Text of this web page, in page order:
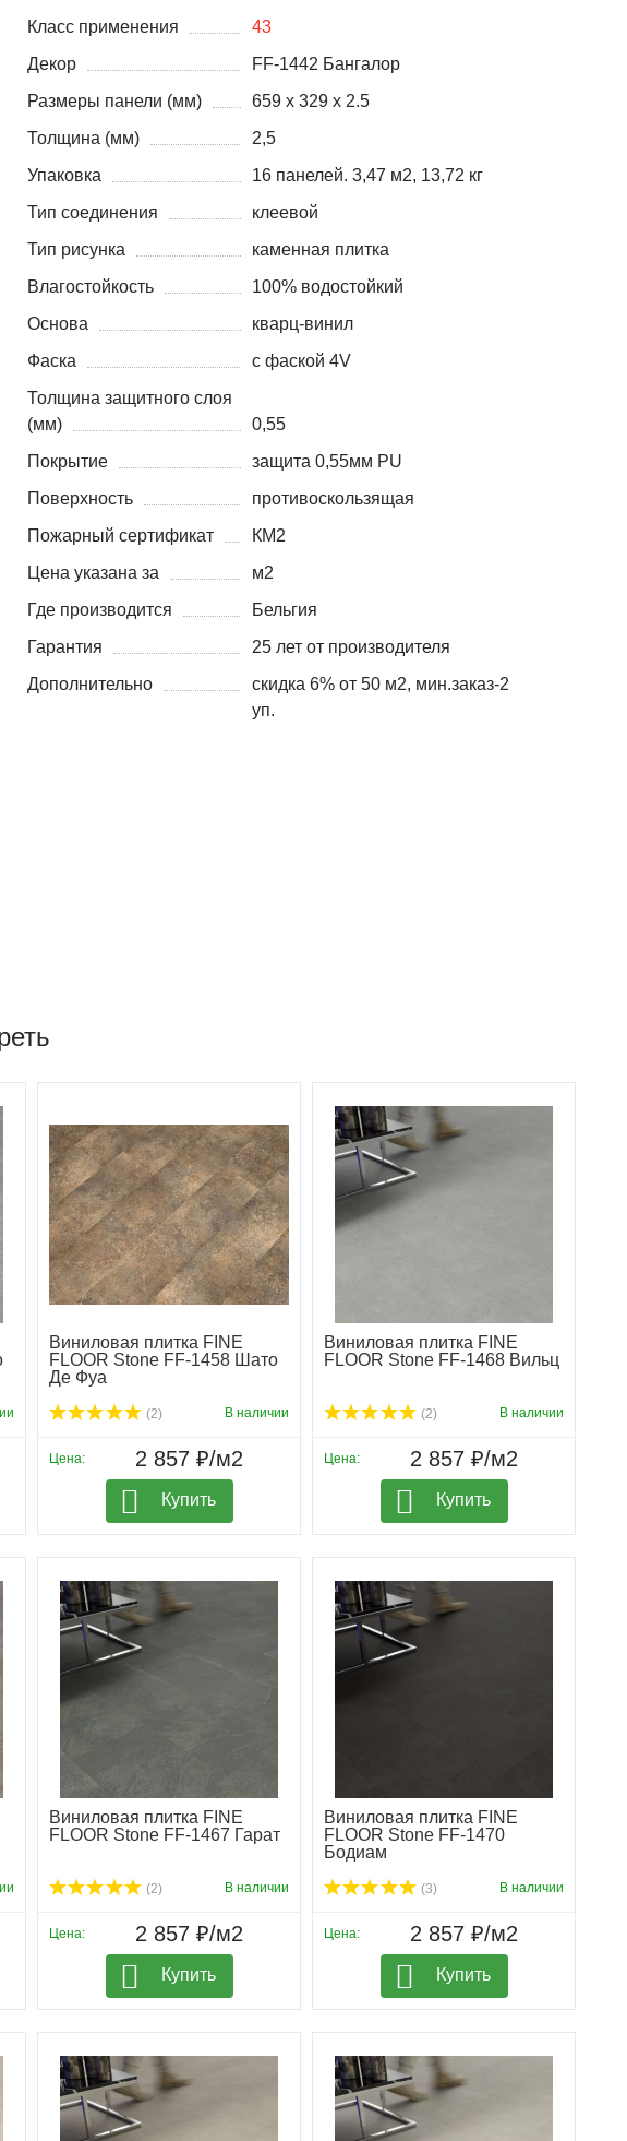
Класс применения
43
Декор
FF-1442 Бангалор
Размеры панели (мм)
659 x 329 x 2.5
Толщина (мм)
2,5
Упаковка
16 панелей. 3,47 м2, 13,72 кг
Тип соединения
клеевой
Тип рисунка
каменная плитка
Влагостойкость
100% водостойкий
Основа
кварц-винил
Фаска
с фаской 4V
Толщина защитного слоя
(мм)
0,55
Покрытие
защита 0,55мм PU
Поверхность
противоскользящая
Пожарный сертификат
КМ2
Цена указана за
м2
Где производится
Бельгия
Гарантия
25 лет от производителя
Дополнительно
скидка 6% от 50 м2, мин.заказ-2
уп.
Виниловая плитка FINE
FLOOR Stone FF-1458 Шато
Де Фуа
(2) В наличии
Цена: 2 857 ₽/м2
Купить
Виниловая плитка FINE
FLOOR Stone FF-1468 Вильц
(2) В наличии
Цена: 2 857 ₽/м2
Купить
Виниловая плитка FINE
FLOOR Stone FF-1467 Гарат
(2) В наличии
Цена: 2 857 ₽/м2
Купить
Виниловая плитка FINE
FLOOR Stone FF-1470
Бодиам
(3) В наличии
Цена: 2 857 ₽/м2
Купить